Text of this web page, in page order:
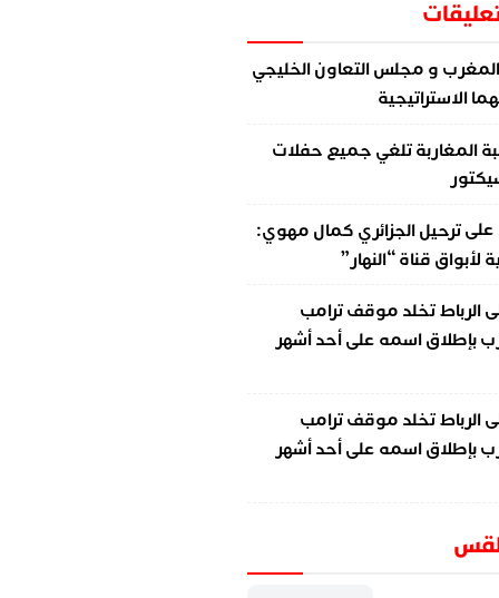
المغرب و مجلس التعاون الخليجي
الاستراتيجية
المغاربة تلغي جميع حفلات
علىترحيل الجزائري كمال مهوي:
قناة “النهار”
الرباط تخلد موقف ترامب
بإطلاق اسمه على أحد أشهر
الرباط تخلد موقف ترامب
بإطلاق اسمه على أحد أشهر